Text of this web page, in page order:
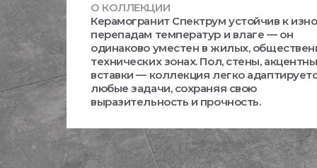
О КОЛЛЕКЦИИ
Керамогранит Спектрум устойчив к
перепадам температур и влаге — он
одинаково уместен в жилых,
технических зонах. Пол, стены,
вставки — коллекция легко
любые задачи, сохраняя свою
выразительность и прочность.